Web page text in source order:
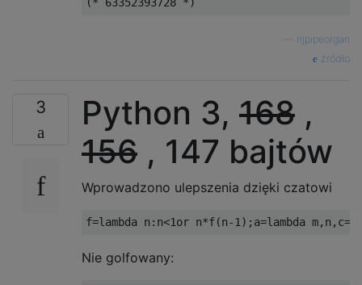
njpipeorgan
źródło
3 Python 3, 168 ,
156 , 147 bajtów
Wprowadzono ulepszenia dzięki czatowi
Nie golfowany: